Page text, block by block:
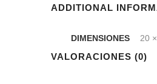
ADDITIONAL
DIMENSIONES 20
VALORACIONES (0)